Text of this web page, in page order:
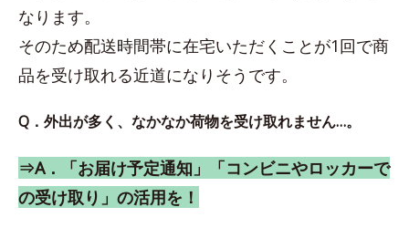
なります。
そのため配送時間帯に在宅いただくことが1回で商
品を受け取れる近道になりそうです。
Q．外出が多く、なかなか荷物を受け取れません…。
⇒A．「お届け予定通知」「コンビニやロッカーで
の受け取り」の活用を！